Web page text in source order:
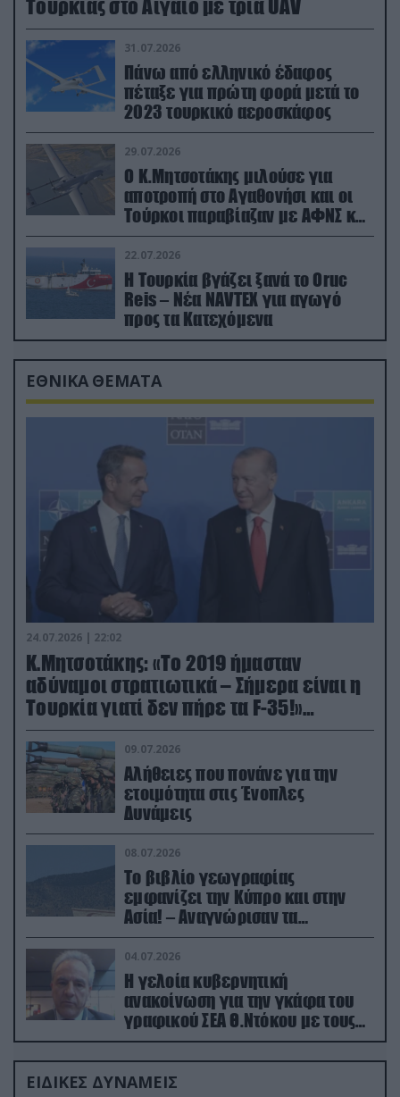
Τουρκίας στο Αιγαίο με τρία UAV
31.07.2026
Πάνω από ελληνικό έδαφος
πέταξε για πρώτη φορά μετά το
2023 τουρκικό αεροσκάφος
29.07.2026
Ο Κ.Μητσοτάκης μιλούσε για
αποτροπή στο Αγαθονήσι και οι
Τούρκοι παραβίαζαν με ΑΦΝΣ και
drone
22.07.2026
Η Τουρκία βγάζει ξανά το Oruc
Reis – Νέα NAVTEX για αγωγό
προς τα Κατεχόμενα
ΕΘΝΙΚΑ ΘΕΜΑΤΑ
24.07.2026 | 22:02
Κ.Μητσοτάκης: «Το 2019 ήμασταν
αδύναμοι στρατιωτικά – Σήμερα είναι η
Τουρκία γιατί δεν πήρε τα F-35!»
(βίντεο)
09.07.2026
Αλήθειες που πονάνε για την
ετοιμότητα στις Ένοπλες
Δυνάμεις
08.07.2026
Το βιβλίο γεωγραφίας
εμφανίζει την Κύπρο και στην
Ασία! – Αναγνώρισαν τα
κατεχόμενα; (φωτο)
04.07.2026
Η γελοία κυβερνητική
ανακοίνωση για την γκάφα του
γραφικού ΣΕΑ Θ.Ντόκου με τους
Ρώσους φαρσέρ
ΕΙΔΙΚΕΣ ΔΥΝΑΜΕΙΣ